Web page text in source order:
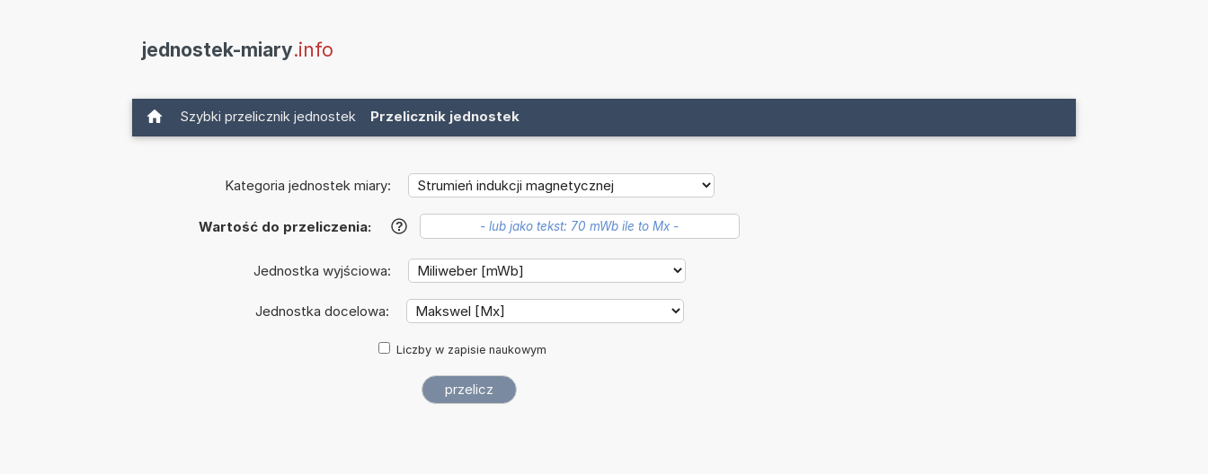
jednostek-miary.info
Szybki przelicznik jednostek Przelicznik jednostek
Kategoria jednostek miary:
Wartość do przeliczenia: ?
Jednostka wyjściowa:
Jednostka docelowa:
Liczby w zapisie naukowym